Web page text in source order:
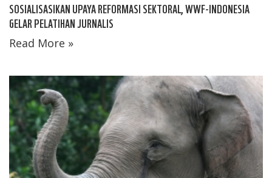
SOSIALISASIKAN UPAYA REFORMASI SEKTORAL, WWF-INDONESIA
GELAR PELATIHAN JURNALIS
Read More »